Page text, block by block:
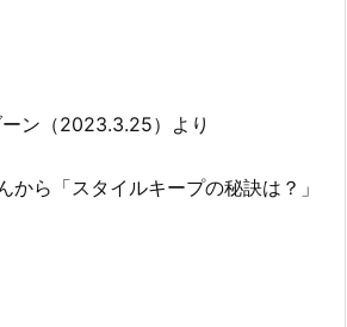
ン（2023.3.25）より
から「スタイルキープの秘訣は？」